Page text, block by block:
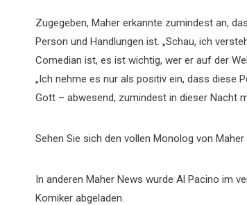
Zugegeben, Maher erkannte zumindest an,
Person und Handlungen ist. „Schau, ich
Comedian ist, es ist wichtig, wer er auf der
„Ich nehme es nur als positiv ein, dass diese
Gott – abwesend, zumindest in dieser Nacht
Sehen Sie sich den vollen Monolog von Maher
In anderen Maher News wurde Al Pacino im
Komiker abgeladen.